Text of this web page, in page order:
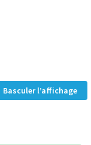
Basculer l’affichage